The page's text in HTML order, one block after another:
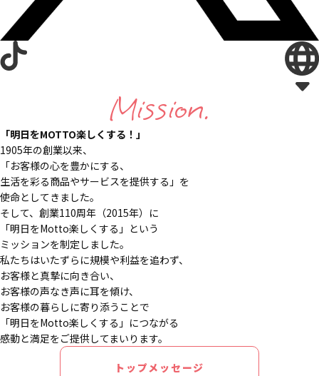
Mission.
「明日をMOTTO楽しくする！」
1905年の創業以来、
「お客様の心を豊かにする、
生活を彩る商品やサービスを提供する」を
使命としてきました。
そして、創業110周年（2015年）に
「明日をMotto楽しくする」という
ミッションを制定しました。
私たちはいたずらに規模や利益を追わず、
お客様と真摯に向き合い、
お客様の声なき声に耳を傾け、
お客様の暮らしに寄り添うことで
「明日をMotto楽しくする」につながる
感動と満足をご提供してまいります。
トップメッセージ